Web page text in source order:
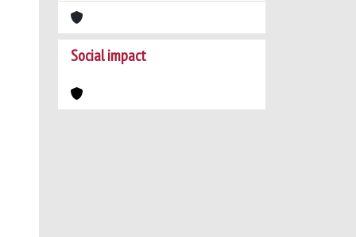
Social impact